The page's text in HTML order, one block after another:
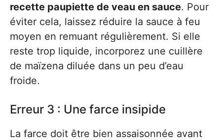
recette paupiette de veau en sauce. Pour
éviter cela, laissez réduire la sauce à feu
moyen en remuant régulièrement. Si elle
reste trop liquide, incorporez une cuillère
de maïzena diluée dans un peu d’eau
froide.
Erreur 3 : Une farce insipide
La farce doit être bien assaisonnée avant